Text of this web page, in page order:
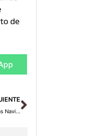
de
Park Piolets te trae la mejor oferta gastronómica para saborear estas Navidades
Siguiente